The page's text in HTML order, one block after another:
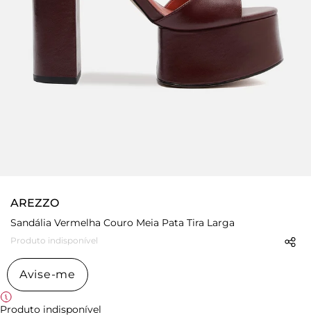
AREZZO
Sandália Vermelha Couro Meia Pata Tira Larga
Produto indisponível
Avise-me
Produto indisponível